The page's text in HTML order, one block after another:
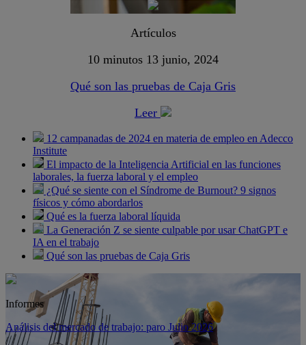
Artículos
10 minutos 13 junio, 2024
Qué son las pruebas de Caja Gris
Leer
12 campanadas de 2024 en materia de empleo en Adecco
Institute
El impacto de la Inteligencia Artificial en las funciones
laborales, la fuerza laboral y el empleo
¿Qué se siente con el Síndrome de Burnout? 9 signos
físicos y cómo abordarlos
Qué es la fuerza laboral líquida
La Generación Z se siente culpable por usar ChatGPT e
IA en el trabajo
Qué son las pruebas de Caja Gris
Informes
Análisis del mercado de trabajo: paro Julio 2026